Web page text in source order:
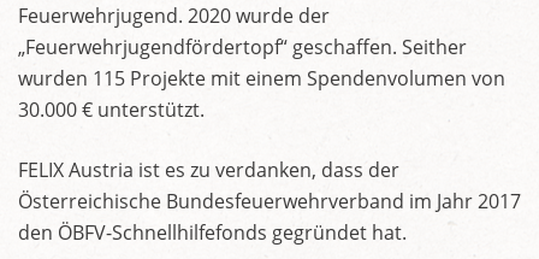
Feuerwehrjugend. 2020 wurde der
„Feuerwehrjugendfördertopf“ geschaffen. Seither
wurden 115 Projekte mit einem Spendenvolumen von
30.000 € unterstützt.
FELIX Austria ist es zu verdanken, dass der
Österreichische Bundesfeuerwehrverband im Jahr 2017
den ÖBFV-Schnellhilfefonds gegründet hat.